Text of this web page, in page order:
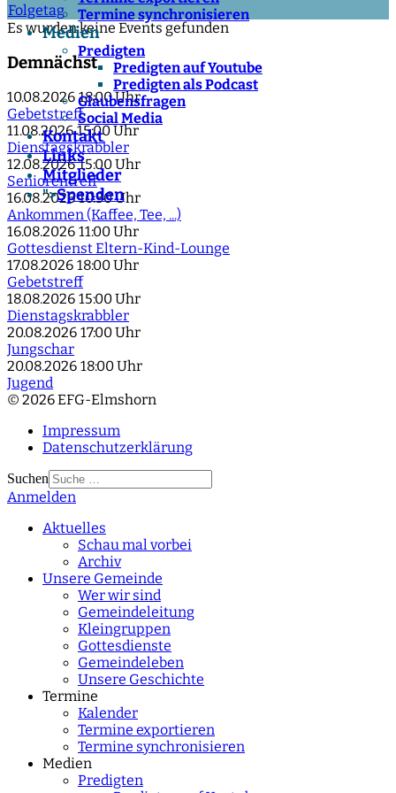
Termine synchronisieren
Medien
Predigten
Predigten auf Youtube
Predigten als Podcast
Glaubensfragen
Social Media
Kontakt
Links
Mitglieder
">Spenden
Folgetag
Es wurden keine Events gefunden
Demnächst
10.08.2026 18:00 Uhr
Gebetstreff
11.08.2026 15:00 Uhr
Dienstagskrabbler
12.08.2026 15:00 Uhr
Seniorentreff
16.08.2026 10:30 Uhr
Ankommen (Kaffee, Tee, ...)
16.08.2026 11:00 Uhr
Gottesdienst Eltern-Kind-Lounge
17.08.2026 18:00 Uhr
Gebetstreff
18.08.2026 15:00 Uhr
Dienstagskrabbler
20.08.2026 17:00 Uhr
Jungschar
20.08.2026 18:00 Uhr
Jugend
© 2026 EFG-Elmshorn
Impressum
Datenschutzerklärung
Suchen
Type 2 or more
Anmelden
Aktuelles
Schau mal vorbei
Archiv
Unsere Gemeinde
Wer wir sind
Gemeindeleitung
Kleingruppen
Gottesdienste
Gemeindeleben
Unsere Geschichte
Termine
Kalender
Termine exportieren
Termine synchronisieren
Medien
Predigten